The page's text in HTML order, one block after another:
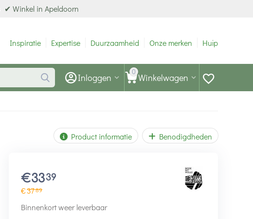
✔ Winkel in Apeldoorn
Inspiratie Expertise Duurzaamheid Onze merken Hulp
0 Winkelwagen
Inloggen
Product informatie Benodigdheden
€3339
€3789
Binnenkort weer leverbaar